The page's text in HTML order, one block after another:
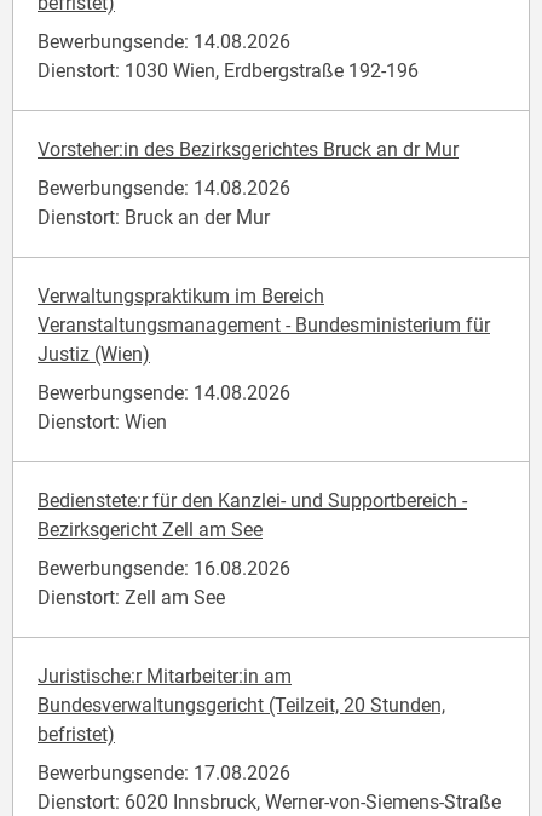
Bewerbungsende: 14.08.2026
Dienstort: 1030 Wien, Erdbergstraße 192-196
Vorsteher:in des Bezirksgerichtes Bruck an dr Mur
Bewerbungsende: 14.08.2026
Dienstort: Bruck an der Mur
Verwaltungspraktikum im Bereich
Veranstaltungsmanagement - Bundesministerium für
Justiz (Wien)
Bewerbungsende: 14.08.2026
Dienstort: Wien
Bedienstete:r für den Kanzlei- und Supportbereich -
Bezirksgericht Zell am See
Bewerbungsende: 16.08.2026
Dienstort: Zell am See
Juristische:r Mitarbeiter:in am
Bundesverwaltungsgericht (Teilzeit, 20 Stunden,
befristet)
Bewerbungsende: 17.08.2026
Dienstort: 6020 Innsbruck, Werner-von-Siemens-Straße